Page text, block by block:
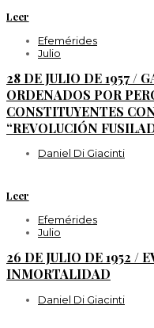
Leer
Efemérides
Julio
28 DE JULIO DE 1957 /
ORDENADOS POR
CONSTITUYENTES
“REVOLUCIÓN
Daniel Di Giacinti
Leer
Efemérides
Julio
26 DE JULIO DE 1952 /
INMORTALIDAD
Daniel Di Giacinti